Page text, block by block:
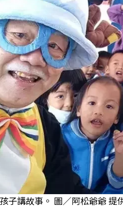
子講故事。 圖／阿松爺爺 提